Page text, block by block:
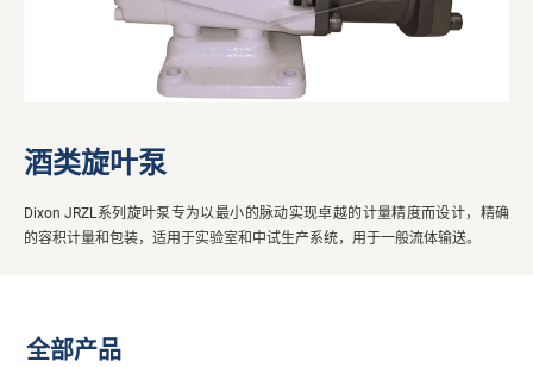
酒类旋叶泵
Dixon JRZL系列旋叶泵专为以最小的脉动实现卓越的计量精度而设计，精确
的容积计量和包装，适用于实验室和中试生产系统，用于一般流体输送。
全部产品